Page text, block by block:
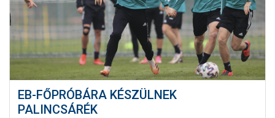
EB-FŐPRÓBÁRA KÉSZÜLNEK
PALINCSÁRÉK